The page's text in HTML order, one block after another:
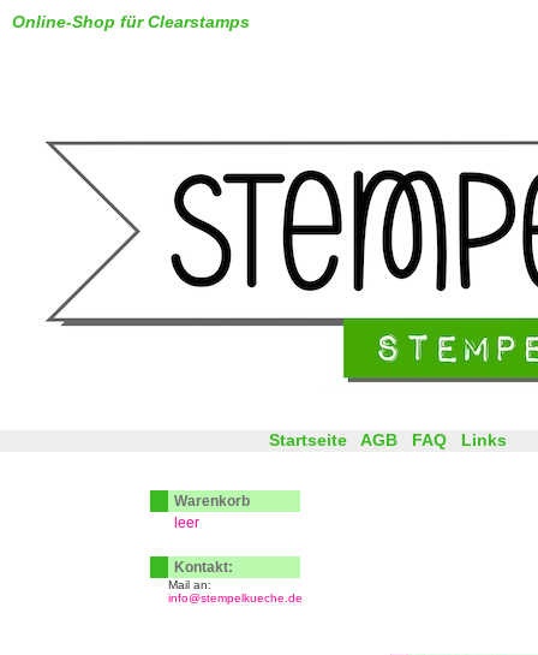
Online-Shop für Clearstamps
Startseite AGB FAQ Links
Warenkorb
leer
Kontakt:
Mail an:
info@stempelkueche.de